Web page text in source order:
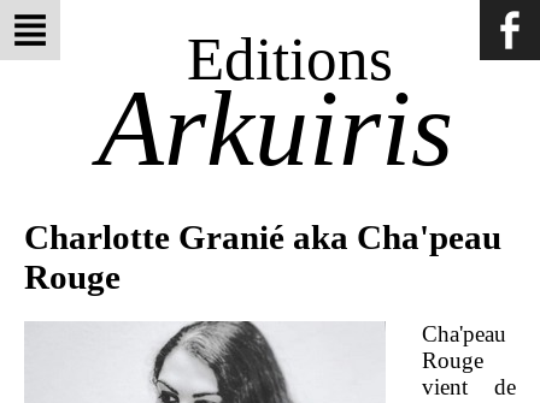
Editions
Arkuiris
Charlotte Granié aka Cha'peau
Rouge
Cha'peau
Rouge
vient de